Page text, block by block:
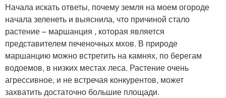
Начала искать ответы, почему земля на моем огороде
начала зеленеть и выяснила, что причиной стало
растение – маршанция , которая является
представителем печеночных мхов. В природе
маршанцию можно встретить на камнях, по берегам
водоемов, в низких местах леса. Растение очень
агрессивное, и не встречая конкурентов, может
захватить достаточно большие площади.